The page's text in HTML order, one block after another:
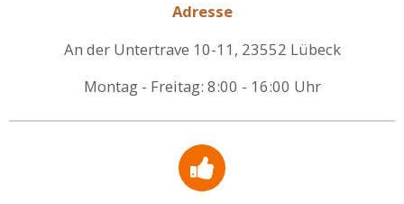
Adresse
An der Untertrave 10-11, 23552 Lübeck
Montag - Freitag: 8:00 - 16:00 Uhr